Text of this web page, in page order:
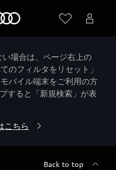
場合は、ページ右上の
のフィルタをリセット」
バイル端末をご利用の方
すると「新規検索」が表
こちら
Back to top